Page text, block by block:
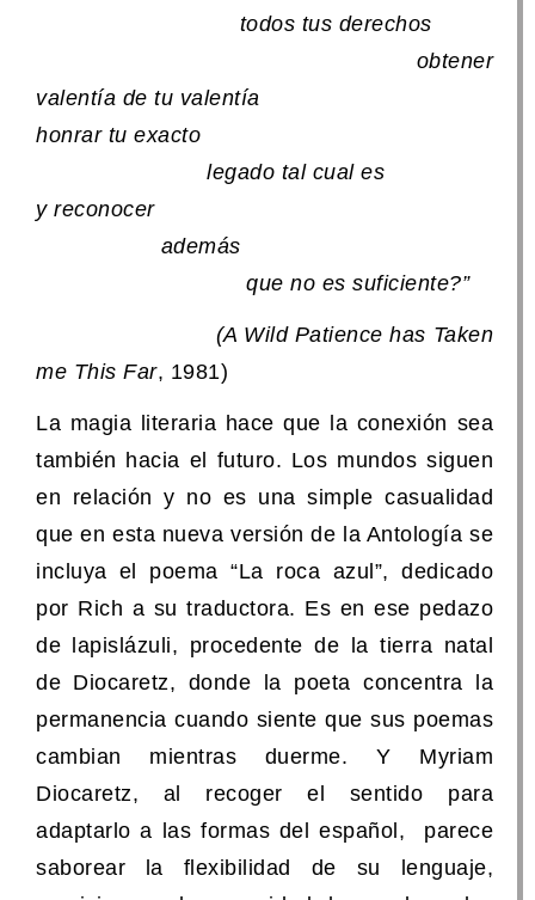
todos tus derechos
obtener
valentía de tu valentía
honrar tu exacto
legado tal cual es
y reconocer
además
que no es suficiente?”
(A Wild Patience has Taken
me This Far, 1981)
La magia literaria hace que la conexión sea
también hacia el futuro. Los mundos siguen
en relación y no es una simple casualidad
que en esta nueva versión de la Antología se
incluya el poema “La roca azul”, dedicado
por Rich a su traductora. Es en ese pedazo
de lapislázuli, procedente de la tierra natal
de Diocaretz, donde la poeta concentra la
permanencia cuando siente que sus poemas
cambian mientras duerme. Y Myriam
Diocaretz, al recoger el sentido para
adaptarlo a las formas del español, parece
saborear la flexibilidad de su lenguaje,